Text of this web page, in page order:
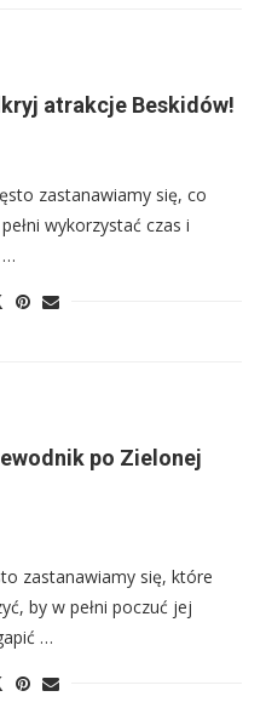
atrakcje Beskidów!
zastanawiamy się, co
wykorzystać czas i
…
po Zielonej
zastanawiamy się, które
by w pełni poczuć jej
…